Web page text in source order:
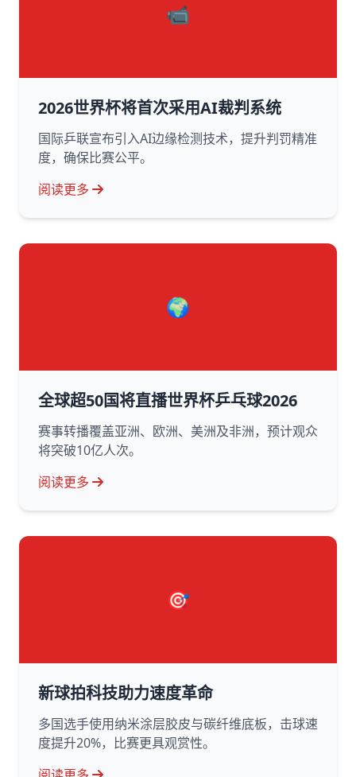
📹
2026世界杯将首次采用AI裁判系统
国际乒联宣布引入AI边缘检测技术，提升判罚精准
度，确保比赛公平。
阅读更多
🌍
全球超50国将直播世界杯乒乓球2026
赛事转播覆盖亚洲、欧洲、美洲及非洲，预计观众
将突破10亿人次。
阅读更多
🎯
新球拍科技助力速度革命
多国选手使用纳米涂层胶皮与碳纤维底板，击球速
度提升20%，比赛更具观赏性。